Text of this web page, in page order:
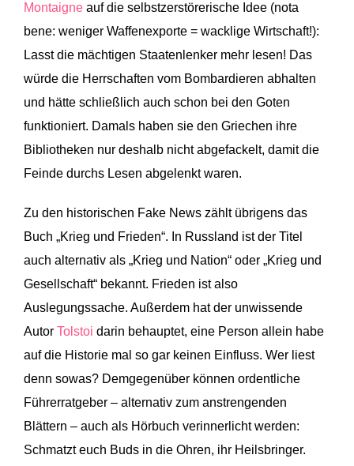
Montaigne auf die selbstzerstörerische Idee (nota
bene: weniger Waffenexporte = wacklige Wirtschaft!):
Lasst die mächtigen Staatenlenker mehr lesen! Das
würde die Herrschaften vom Bombardieren abhalten
und hätte schließlich auch schon bei den Goten
funktioniert. Damals haben sie den Griechen ihre
Bibliotheken nur deshalb nicht abgefackelt, damit die
Feinde durchs Lesen abgelenkt waren.
Zu den historischen Fake News zählt übrigens das
Buch „Krieg und Frieden“. In Russland ist der Titel
auch alternativ als „Krieg und Nation“ oder „Krieg und
Gesellschaft“ bekannt. Frieden ist also
Auslegungssache. Außerdem hat der unwissende
Autor Tolstoi darin behauptet, eine Person allein habe
auf die Historie mal so gar keinen Einfluss. Wer liest
denn sowas? Demgegenüber können ordentliche
Führerratgeber – alternativ zum anstrengenden
Blättern – auch als Hörbuch verinnerlicht werden:
Schmatzt euch Buds in die Ohren, ihr Heilsbringer.